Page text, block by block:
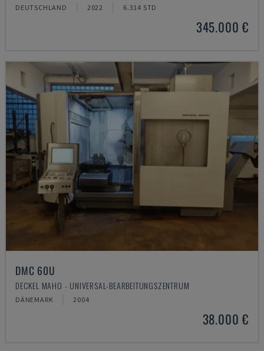
DEUTSCHLAND 2022 6.314 STD
345.000 €
DMC 60U
DECKEL MAHO - UNIVERSAL-BEARBEITUNGSZENTRUM
DÄNEMARK 2004
38.000 €